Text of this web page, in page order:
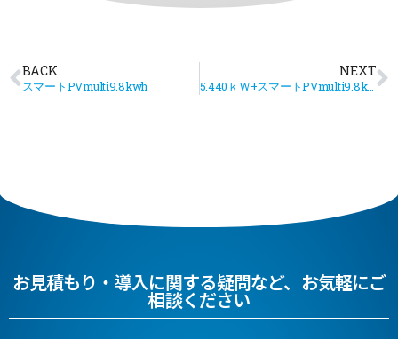
BACK
スマートPVmulti9.8kwh
NEXT
5.440ｋＷ+スマートPVmulti9.8kwh
お見積もり・導入に関する疑問など、お気軽にご
相談ください